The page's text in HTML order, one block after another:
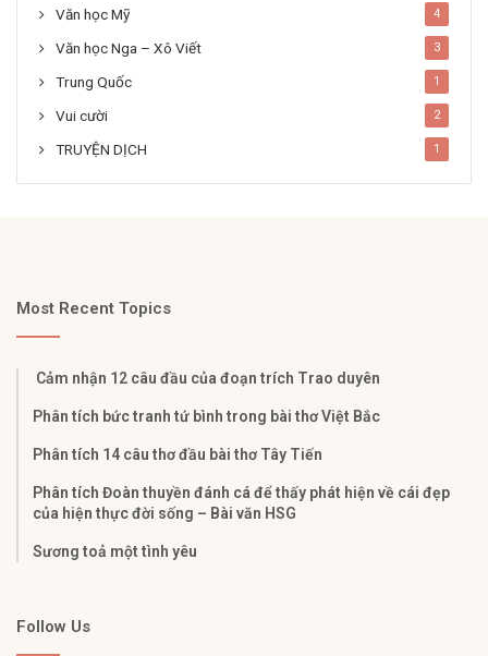
Văn học Mỹ 4
Văn học Nga – Xô Viết 3
Trung Quốc 1
Vui cười 2
TRUYỆN DỊCH 1
Most Recent Topics
Cảm nhận 12 câu đầu của đoạn trích Trao duyên
Phân tích bức tranh tứ bình trong bài thơ Việt Bắc
Phân tích 14 câu thơ đầu bài thơ Tây Tiến
Phân tích Đoàn thuyền đánh cá để thấy phát hiện về cái đẹp
của hiện thực đời sống – Bài văn HSG
Sương toả một tình yêu
Follow Us